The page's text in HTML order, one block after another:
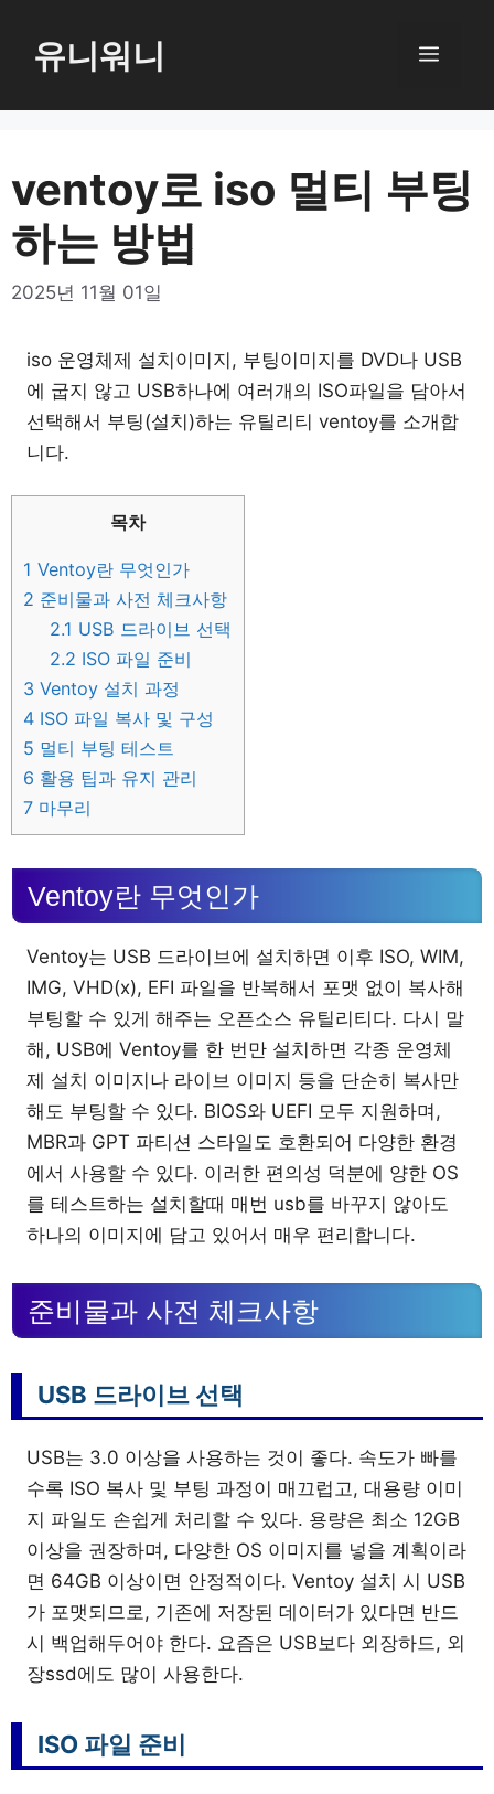
로
뛰
기
유니워니 메
ventoy로 iso 멀티 부팅
하는 방법
2025년 11월 01일
iso 운영체제 설치이미지, 부팅이미지를 DVD나 USB
에 굽지 않고 USB하나에 여러개의 ISO파일을 담아서
선택해서 부팅(설치)하는 유틸리티 ventoy를 소개합
니다.
목차
1 Ventoy란 무엇인가
2 준비물과 사전 체크사항
2.1 USB 드라이브 선택
2.2 ISO 파일 준비
3 Ventoy 설치 과정
4 ISO 파일 복사 및 구성
5 멀티 부팅 테스트
6 활용 팁과 유지 관리
7 마무리
Ventoy란 무엇인가
Ventoy는 USB 드라이브에 설치하면 이후 ISO, WIM,
IMG, VHD(x), EFI 파일을 반복해서 포맷 없이 복사해
부팅할 수 있게 해주는 오픈소스 유틸리티다. 다시 말
해, USB에 Ventoy를 한 번만 설치하면 각종 운영체
제 설치 이미지나 라이브 이미지 등을 단순히 복사만
해도 부팅할 수 있다. BIOS와 UEFI 모두 지원하며,
MBR과 GPT 파티션 스타일도 호환되어 다양한 환경
에서 사용할 수 있다. 이러한 편의성 덕분에 양한 OS
를 테스트하는 설치할때 매번 usb를 바꾸지 않아도
하나의 이미지에 담고 있어서 매우 편리합니다.
준비물과 사전 체크사항
USB 드라이브 선택
USB는 3.0 이상을 사용하는 것이 좋다. 속도가 빠를
수록 ISO 복사 및 부팅 과정이 매끄럽고, 대용량 이미
지 파일도 손쉽게 처리할 수 있다. 용량은 최소 12GB
이상을 권장하며, 다양한 OS 이미지를 넣을 계획이라
면 64GB 이상이면 안정적이다. Ventoy 설치 시 USB
가 포맷되므로, 기존에 저장된 데이터가 있다면 반드
시 백업해두어야 한다. 요즘은 USB보다 외장하드, 외
장ssd에도 많이 사용한다.
ISO 파일 준비